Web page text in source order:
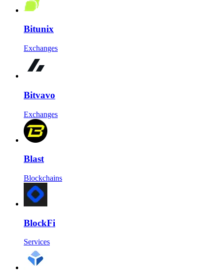
Bitunix
Exchanges
Bitvavo
Exchanges
Blast
Blockchains
BlockFi
Services